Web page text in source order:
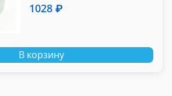
1028 ₽
В корзину